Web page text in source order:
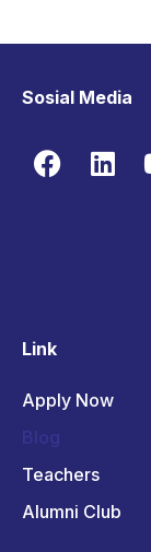
Sosial Media
Link
Apply Now
Blog
Teachers
Alumni Club